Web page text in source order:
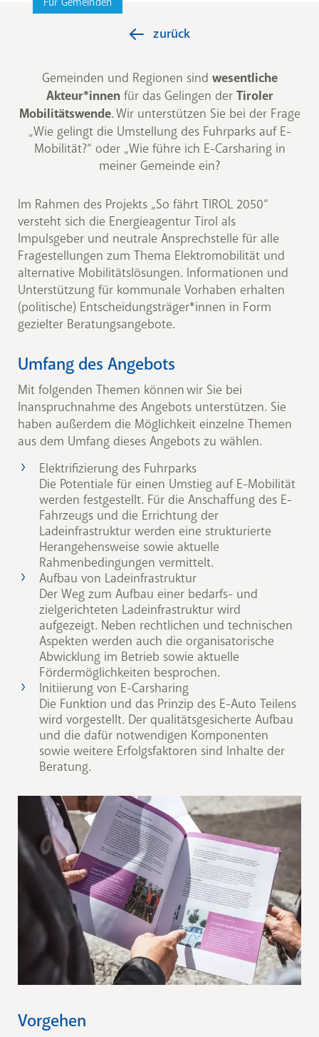
zurück
Gemeinden und Regionen sind wesentliche
Akteur*innenfür das Gelingen der Tiroler
Mobilitätswende. Wir unterstützen Sie bei der Frage
„Wie gelingt die Umstellung des Fuhrparks auf E-
Mobilität?“ oder „Wie führe ich E-Carsharing in
meiner Gemeinde ein?
Im Rahmen des Projekts „So fährt TIROL 2050“
versteht sich die Energieagentur Tirol als
Impulsgeber und neutrale Ansprechstelle für alle
Fragestellungen zum Thema Elektromobilität und
alternative Mobilitätslösungen. Informationen und
Unterstützung für kommunale Vorhaben erhalten
(politische) Entscheidungsträger*innen in Form
gezielter Beratungsangebote.
Umfang des Angebots
Mit folgenden Themen können wir Sie bei
Inanspruchnahme des Angebots unterstützen. Sie
haben außerdem die Möglichkeit einzelne Themen
aus dem Umfang dieses Angebots zu wählen.
Elektrifizierung des Fuhrparks
Die Potentiale für einen Umstieg auf E-Mobilität
werden festgestellt. Für die Anschaffung des E-
Fahrzeugs und die Errichtung der
Ladeinfrastruktur werden eine strukturierte
Herangehensweise sowie aktuelle
Rahmenbedingungen vermittelt.
Aufbau von Ladeinfrastruktur
Der Weg zum Aufbau einer bedarfs- und
zielgerichteten Ladeinfrastruktur wird
aufgezeigt. Neben rechtlichen und technischen
Aspekten werden auch die organisatorische
Abwicklung im Betrieb sowie aktuelle
Fördermöglichkeiten besprochen.
Initiierung von E-Carsharing
Die Funktion und das Prinzip des E-Auto Teilens
wird vorgestellt. Der qualitätsgesicherte Aufbau
und die dafür notwendigen Komponenten
sowie weitere Erfolgsfaktoren sind Inhalte der
Beratung.
Vorgehen